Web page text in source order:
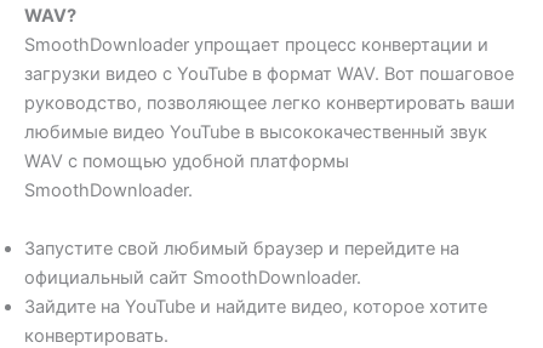
WAV?
SmoothDownloader упрощает процесс конвертации и
загрузки видео с YouTube в формат WAV. Вот пошаговое
руководство, позволяющее легко конвертировать ваши
любимые видео YouTube в высококачественный звук
WAV с помощью удобной платформы
SmoothDownloader.
Запустите свой любимый браузер и перейдите на
официальный сайт SmoothDownloader.
Зайдите на YouTube и найдите видео, которое хотите
конвертировать.